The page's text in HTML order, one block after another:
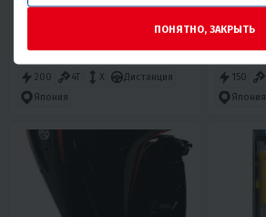
200 4T X
Дистанция
Япония
150
Япония
ПОНЯТНО, ЗАКРЫТЬ